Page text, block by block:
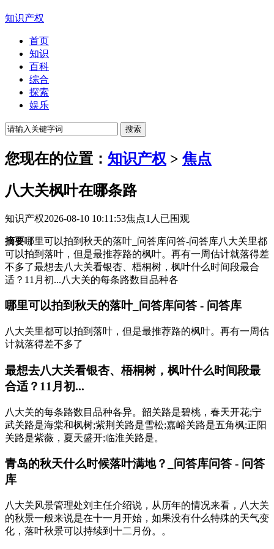
知识产权
首页
知识
百科
综合
探索
娱乐
您现在的位置： 知识产权 > 焦点
八大关枫叶在哪条路
知识产权2026-08-10 10:11:53焦点1人已围观
摘要哪里可以拍到秋天的落叶_问答库问答-问答库八大关里都
可以拍到落叶，但是最推荐路的枫叶。再有一周估计就落得差
不多了最想去八大关看银杏、梧桐树，枫叶什么时间段最合
适？11月初...八大关的每条路数目品种各
哪里可以拍到秋天的落叶_问答库问答 - 问答库
八大关里都可以拍到落叶，但是最推荐路的枫叶。再有一周估
计就落得差不多了
最想去八大关看银杏、梧桐树，枫叶什么时间段最
合适？11月初...
八大关的每条路数目品种各异。韶关路是碧桃，春天开花;宁
武关路是海棠和枫树;紫荆关路是雪松;嘉峪关路是五角枫;正阳
关路是紫薇，夏天盛开;临淮关路是。
青岛的秋天什么时候落叶满地？_问答库问答 - 问答
库
八大关风景管理处刘主任介绍说，从历年的情况来看，八大关
的秋景一般来说是在十一月开始，如果没有什么特殊的天气变
化，落叶秋景可以持续到十二月份。。